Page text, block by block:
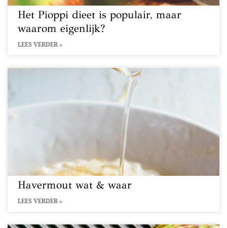
Het Pioppi dieet is populair, maar
waarom eigenlijk?
LEES VERDER »
Havermout wat & waar
LEES VERDER »